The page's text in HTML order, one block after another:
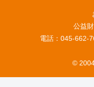
公益
電話：045-
©